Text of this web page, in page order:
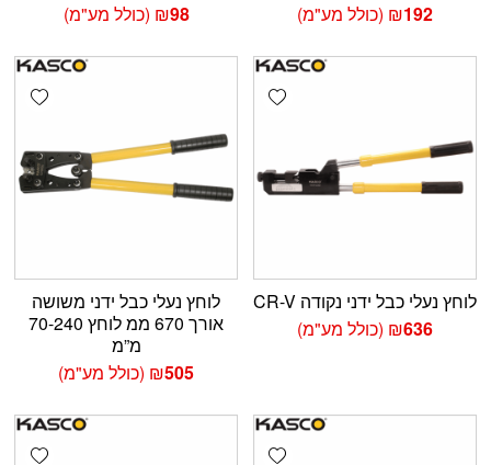
₪192 (כולל מע"מ)
₪98 (כולל מע"מ)
Add wishlist
לוחץ נעלי כבל ידני נקודה CR-V
₪636 (כולל מע"מ)
לוחץ נעלי כבל ידני משושה
אורך 670 ממ לוחץ 70-240
מ”מ
₪505 (כולל מע"מ)
Add wishlist